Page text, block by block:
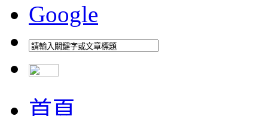
Google
首頁